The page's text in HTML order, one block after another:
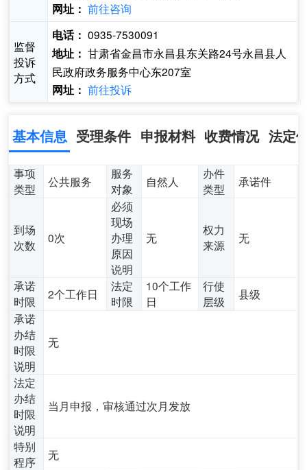
网址： 前往咨询
监督
投诉
方式
电话： 0935-7530091
地址： 甘肃省金昌市永昌县东关路24号永昌县人
民政府政务服务中心东207室
网址： 前往投诉
基本信息 受理条件 申报材料 收费情况 法定
事项
类型
公共服务
服务
对象
自然人
办件
类型
承诺件
到场
次数
0次
必须
现场
办理
原因
说明
无
权力
来源
无
承诺
时限
2个工作日
法定
时限
10个工作
日
行使
层级
县级
承诺
办结
时限
说明
无
法定
办结
时限
说明
当月申报，审核通过次月发放
特别
程序
无